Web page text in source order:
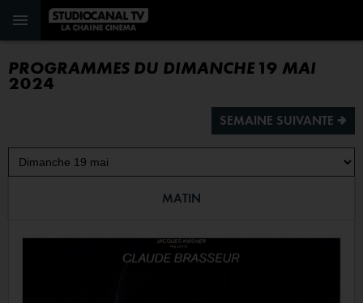
PROGRAMMES DU DIMANCHE 19 MAI
2024
SEMAINE SUIVANTE ª
MATIN